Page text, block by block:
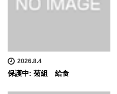
2026.8.4
保護中: 菊組 給食